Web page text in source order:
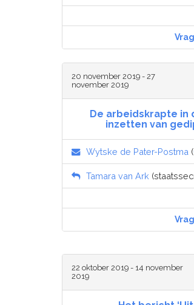
20 november 2019 - 27
november 2019
De arbeidskrapte in
inzetten van
Wytske de Pater-Postma (
Tamara van Ark
22 oktober 2019 - 14 november
2019